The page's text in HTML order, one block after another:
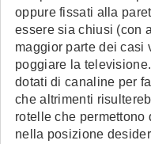
oppure fissati alla
essere sia chiusi (con
maggior parte dei casi
poggiare la
dotati di canaline per
che altrimenti
rotelle che
nella posizione